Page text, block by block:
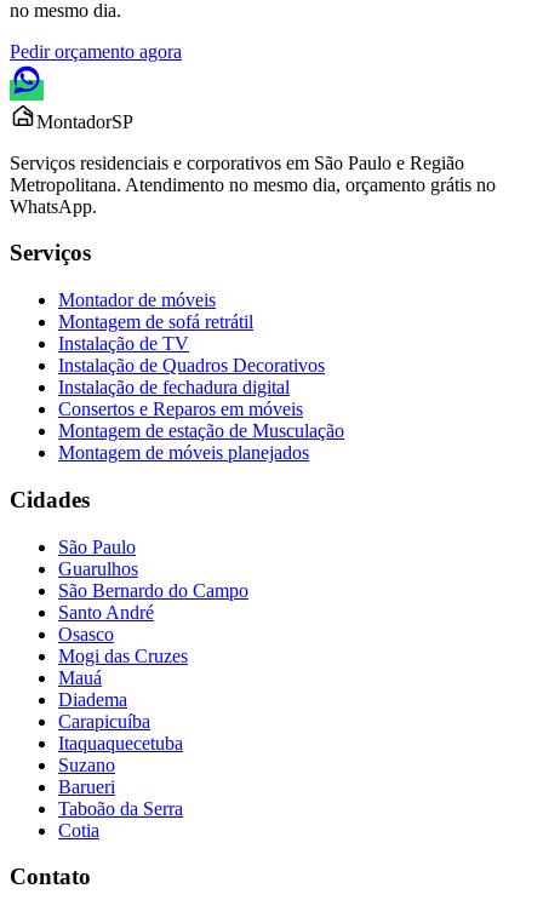
no mesmo dia.
Pedir orçamento agora
MontadorSP
Serviços residenciais e corporativos em São Paulo e Região
Metropolitana. Atendimento no mesmo dia, orçamento grátis no
WhatsApp.
Serviços
Montador de móveis
Montagem de sofá retrátil
Instalação de TV
Instalação de Quadros Decorativos
Instalação de fechadura digital
Consertos e Reparos em móveis
Montagem de estação de Musculação
Montagem de móveis planejados
Cidades
São Paulo
Guarulhos
São Bernardo do Campo
Santo André
Osasco
Mogi das Cruzes
Mauá
Diadema
Carapicuíba
Itaquaquecetuba
Suzano
Barueri
Taboão da Serra
Cotia
Contato